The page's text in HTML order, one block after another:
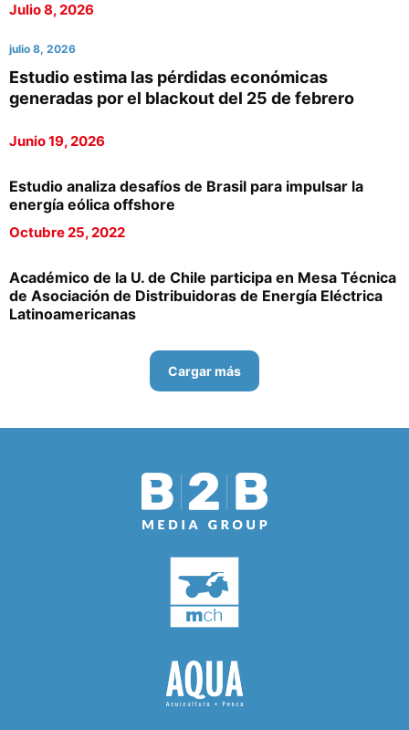
Julio 8, 2026
julio 8, 2026
Estudio estima las pérdidas económicas
generadas por el blackout del 25 de febrero
Junio 19, 2026
Estudio analiza desafíos de Brasil para impulsar la
energía eólica offshore
Octubre 25, 2022
Académico de la U. de Chile participa en Mesa Técnica
de Asociación de Distribuidoras de Energía Eléctrica
Latinoamericanas
Cargar más